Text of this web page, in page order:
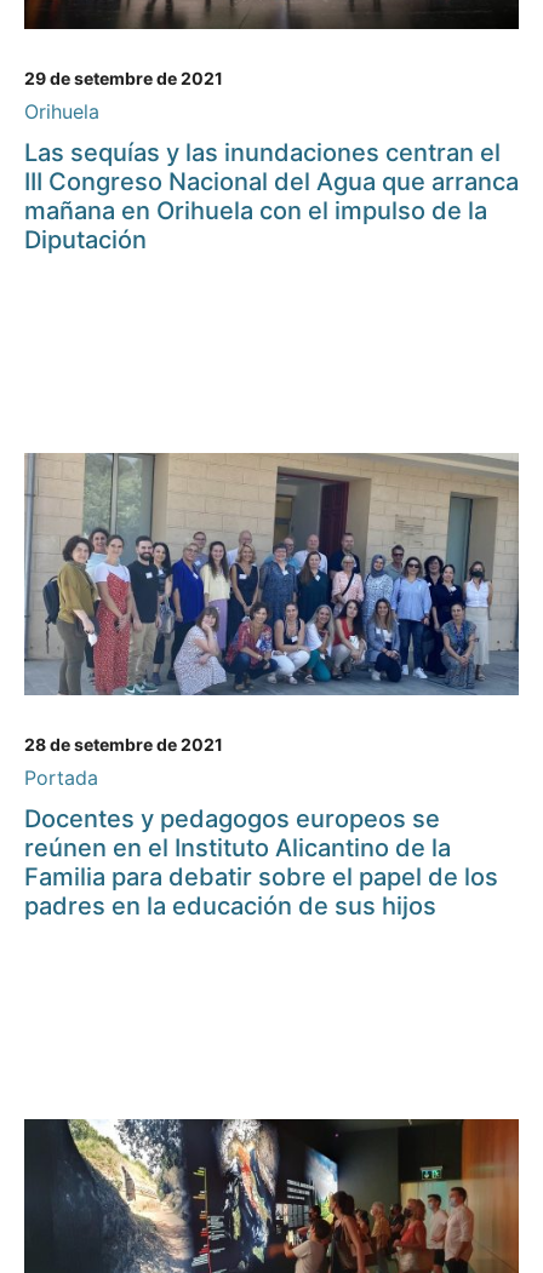
29 de setembre de 2021
Orihuela
Las sequías y las inundaciones centran el
III Congreso Nacional del Agua que arranca
mañana en Orihuela con el impulso de la
Diputación
28 de setembre de 2021
Portada
Docentes y pedagogos europeos se
reúnen en el Instituto Alicantino de la
Familia para debatir sobre el papel de los
padres en la educación de sus hijos